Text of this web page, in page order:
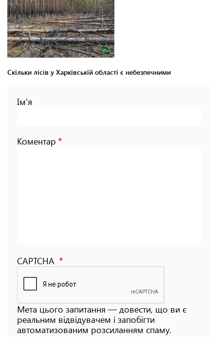
Скільки лісів у Харківській області є небезпечними
Ім'я
Коментар
CAPTCHA
Мета цього запитання — довести, що ви є
реальним відвідувачем і запобігти
автоматизованим розсиланням спаму.